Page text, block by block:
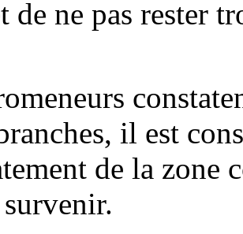
de ne pas rester
il est
de la zone